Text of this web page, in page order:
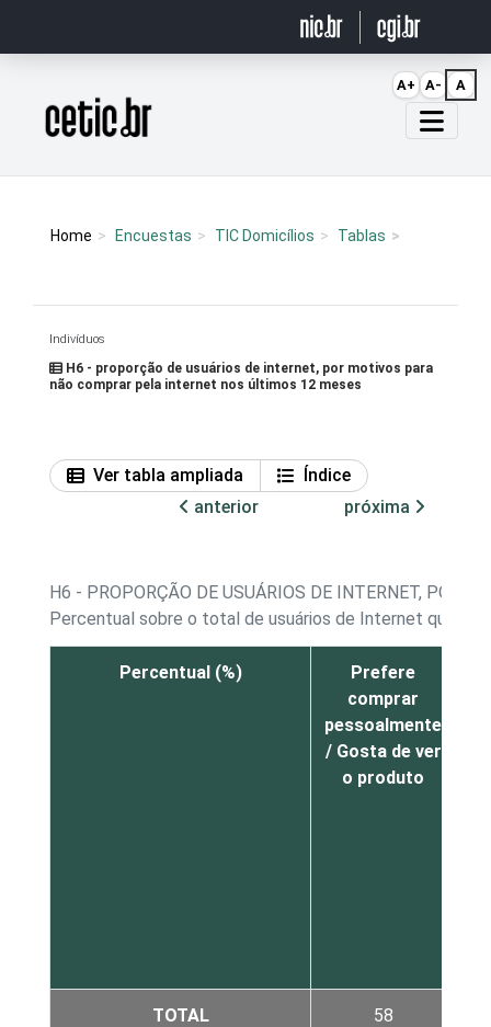
Página inicial
Home Encuestas TIC Domicílios Tablas
Indivíduos
H6 - proporção de usuários de internet, por motivos para
não comprar pela internet nos últimos 12 meses
Ver tabla ampliada
Índice
anterior
próxima
H6 - PROPORÇÃO DE USUÁRIOS DE INTERNET, POR
Percentual sobre o total de usuários de Internet que
Percentual (%)
Prefere
comprar
pessoalmente
/ Gosta de ver
o produto
TOTAL 58
A+ A- A